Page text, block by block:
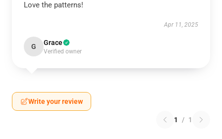
Love the patterns!
Apr 11, 2025
G Grace
Verified owner
Write your review
1 / 1